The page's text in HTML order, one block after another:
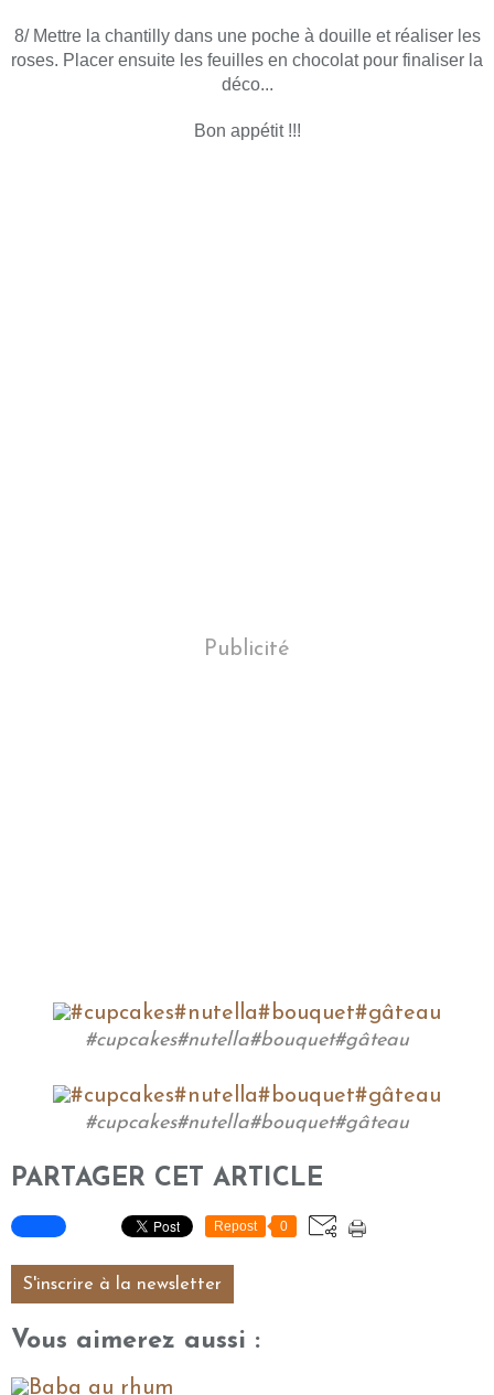
8/ Mettre la chantilly dans une poche à douille et réaliser les
roses. Placer ensuite les feuilles en chocolat pour finaliser la
déco...
Bon appétit !!!
Publicité
#cupcakes#nutella#bouquet#gâteau
#cupcakes#nutella#bouquet#gâteau
PARTAGER CET ARTICLE
Repost 0
S'inscrire à la newsletter
Vous aimerez aussi :